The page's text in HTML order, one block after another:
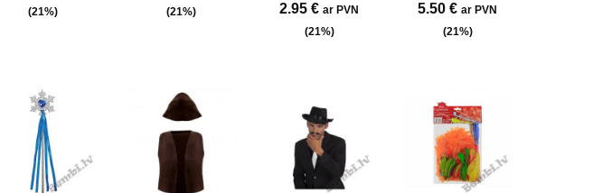
(21%)
(21%)
2.95€ ar PVN
(21%)
5.50€ ar PVN
(21%)